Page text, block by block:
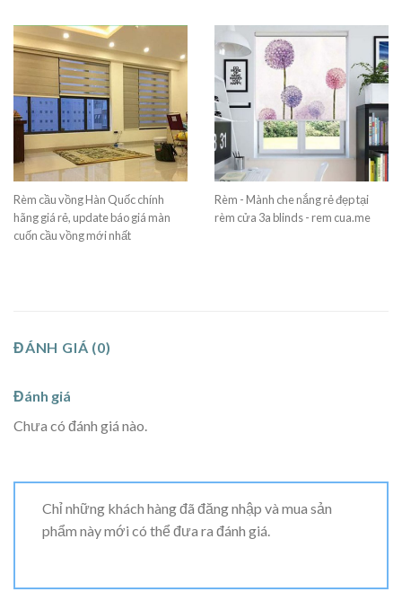
Rèm cầu vồng Hàn Quốc chính
hãng giá rẻ, update báo giá màn
cuốn cầu vồng mới nhất
Rèm - Mành che nắng rẻ đẹp tại
rèm cửa 3a blinds - rem cua.me
ĐÁNH GIÁ (0)
Đánh giá
Chưa có đánh giá nào.
Chỉ những khách hàng đã đăng nhập và mua sản
phẩm này mới có thể đưa ra đánh giá.